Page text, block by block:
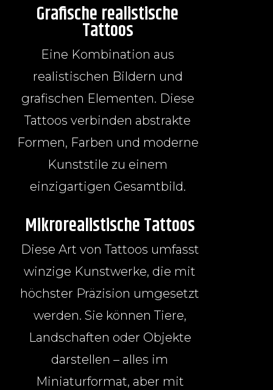
Grafische realistische
Tattoos
Eine Kombination aus
realistischen Bildern und
grafischen Elementen. Diese
Tattoos verbinden abstrakte
Formen, Farben und moderne
Kunststile zu einem
einzigartigen Gesamtbild.
Mikrorealistische Tattoos
Diese Art von Tattoos umfasst
winzige Kunstwerke, die mit
höchster Präzision umgesetzt
werden. Sie können Tiere,
Landschaften oder Objekte
darstellen – alles im
Miniaturformat, aber mit